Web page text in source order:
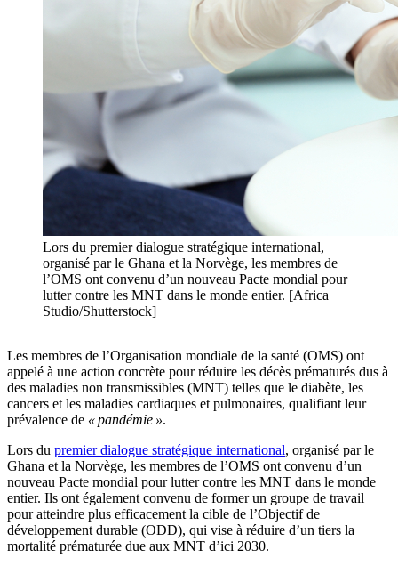
Lors du premier dialogue stratégique international,
organisé par le Ghana et la Norvège, les membres de
l’OMS ont convenu d’un nouveau Pacte mondial pour
lutter contre les MNT dans le monde entier. [Africa
Studio/Shutterstock]
Les membres de l’Organisation mondiale de la santé (OMS) ont
appelé à une action concrète pour réduire les décès prématurés dus à
des maladies non transmissibles (MNT) telles que le diabète, les
cancers et les maladies cardiaques et pulmonaires, qualifiant leur
prévalence de « pandémie ».
Lors du premier dialogue stratégique international, organisé par le
Ghana et la Norvège, les membres de l’OMS ont convenu d’un
nouveau Pacte mondial pour lutter contre les MNT dans le monde
entier. Ils ont également convenu de former un groupe de travail
pour atteindre plus efficacement la cible de l’Objectif de
développement durable (ODD), qui vise à réduire d’un tiers la
mortalité prématurée due aux MNT d’ici 2030.